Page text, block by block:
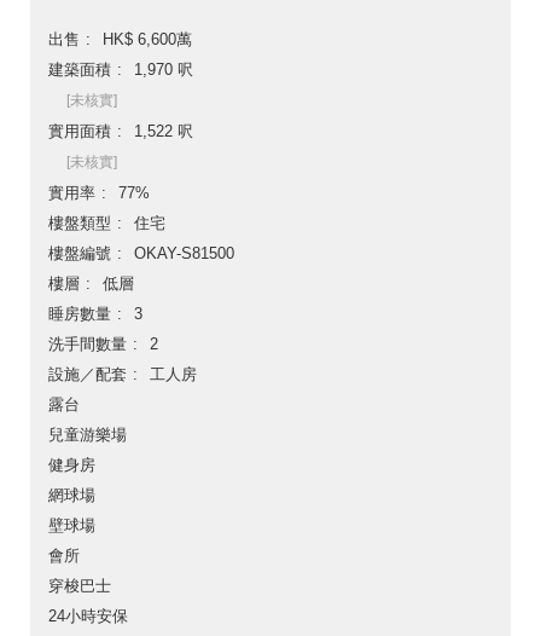
出售
HK$ 6,600萬
建築面積
1,970 呎
[未核實]
實用面積 1,522 呎
[未核實]
實用率
77%
樓盤類型
住宅
樓盤編號
OKAY-S81500
樓層
低層
睡房數量
3
洗手間數量
2
設施／配套
工人房
露台
兒童游樂場
健身房
網球場
壁球場
會所
穿梭巴士
24小時安保